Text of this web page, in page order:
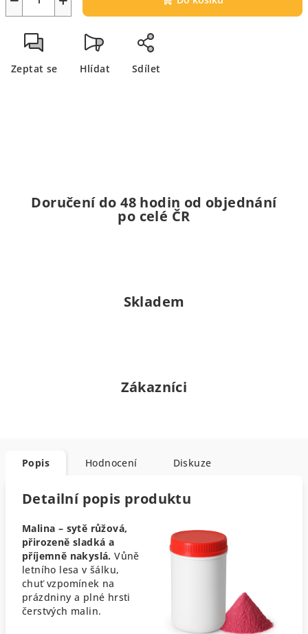
Zeptat se Hlídat Sdílet
Doručení do 48 hodin od objednání
po celé ČR
Skladem
Zákazníci
Popis Hodnocení Diskuze
Detailní popis produktu
Malina – sytě růžová,
přirozeně sladká a
příjemně nakyslá. Vůně
letního lesa v šálku,
chuť vzpomínek na
prázdniny a plné hrsti
čerstvých malin.